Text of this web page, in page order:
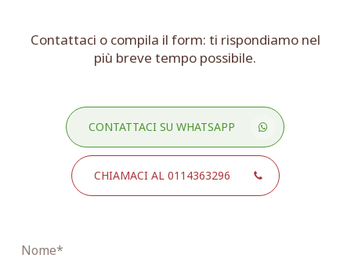
Contattaci o compila il form: ti rispondiamo nel
più breve tempo possibile.
CONTATTACI SU WHATSAPP
CHIAMACI AL 0114363296